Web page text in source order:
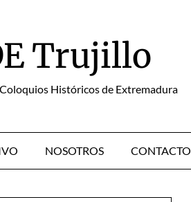
Trujillo
Históricos de Extremadura
NOSOTROS CONTACTO